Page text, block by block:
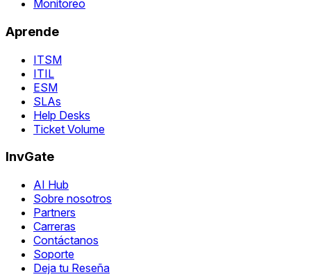
Monitoreo
Aprende
ITSM
ITIL
ESM
SLAs
Help Desks
Ticket Volume
InvGate
AI Hub
Sobre nosotros
Partners
Carreras
Contáctanos
Soporte
Deja tu Reseña